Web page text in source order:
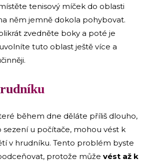
tenisový míček do oblasti
něm jemně dokola pohybovat.
zvedněte boky a poté je
tuto oblast ještě více a
během dne děláte příliš dlouho,
u počítače, mohou vést k
v hrudníku. Tento problém byste
protože může vést až k